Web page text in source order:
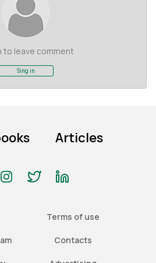
to leave comment
Sing in
Articles
Terms of use
Contacts